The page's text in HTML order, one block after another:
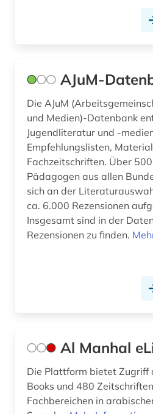
e-book (1)
e-learning (5)
e-teaching (1)
ebook (1)
economy (1)
einführung (1)
elearning (1)
englischunterricht (1)
AJuM-
Die AJuM
und Medien)-Datenbank
Jugendliteratur und -
Empfehlungslisten,
Fachzeitschriften. Über
Pädagogen aus allen
sich an der
ca. 6.000 Rezensionen
Insgesamt sind in der
Rezensionen zu finden.
Al Manhal
Die Plattform bietet Zugriff
Books und 480
Fachbereichen in